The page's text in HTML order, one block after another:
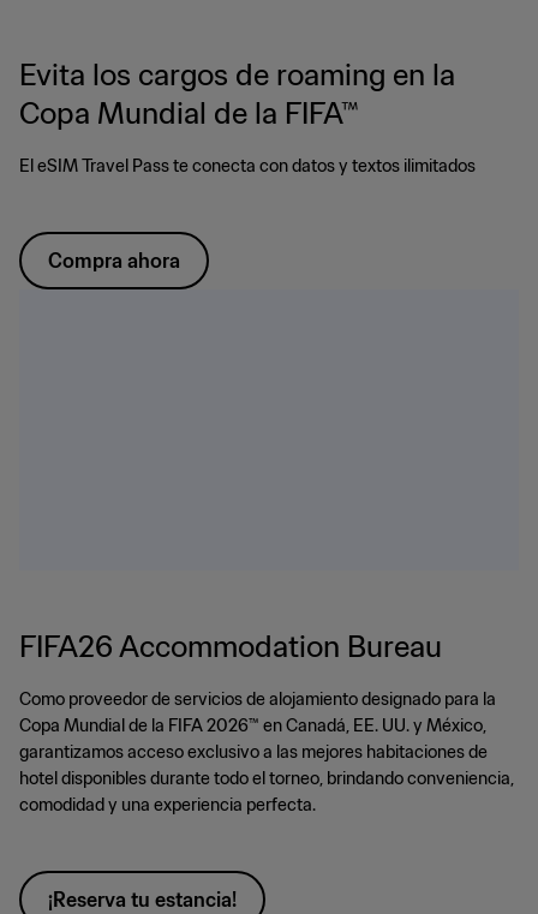
Evita los cargos de roaming en la
Copa Mundial de la FIFA™
El eSIM Travel Pass te conecta con datos y textos ilimitados
Compra ahora
FIFA26 Accommodation Bureau
Como proveedor de servicios de alojamiento designado para la
Copa Mundial de la FIFA 2026™ en Canadá, EE. UU. y México,
garantizamos acceso exclusivo a las mejores habitaciones de
hotel disponibles durante todo el torneo, brindando conveniencia,
comodidad y una experiencia perfecta.
¡Reserva tu estancia!